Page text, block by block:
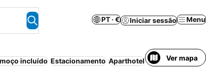
PT · € Iniciar sessão Menu
incluído Estacionamento Aparthotel Wi-fi Casa/
Ver mapa